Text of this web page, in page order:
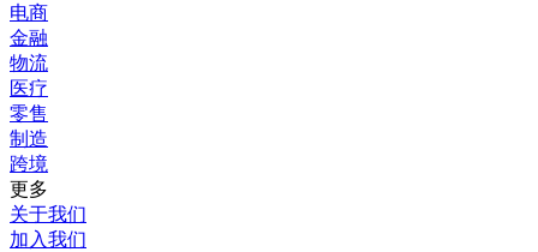
电商
金融
物流
医疗
零售
制造
跨境
更多
关于我们
加入我们